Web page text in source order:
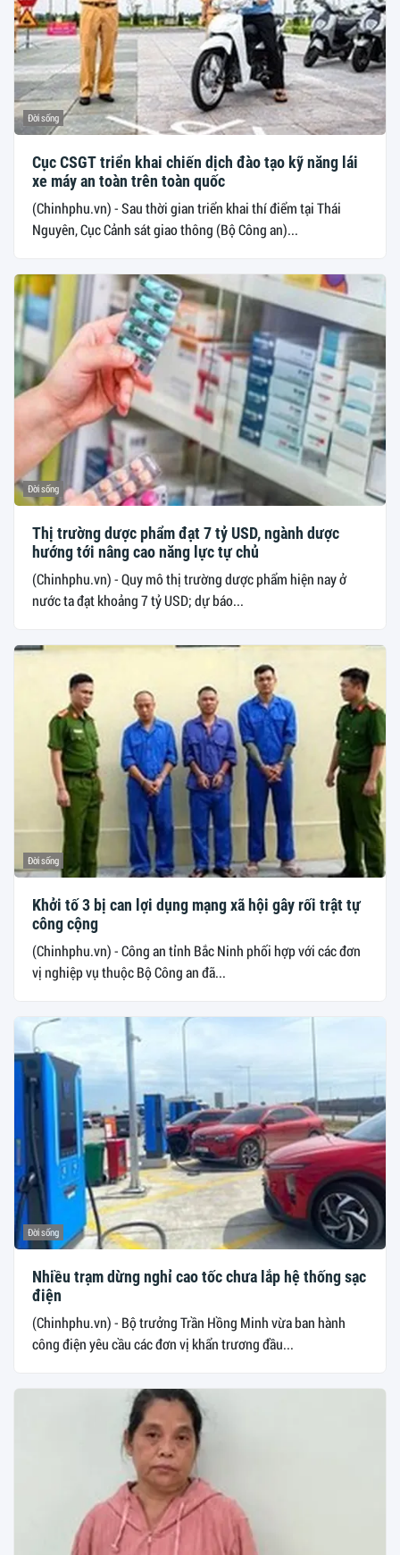
Đời sống
Cục CSGT triển khai chiến dịch đào tạo kỹ năng lái
xe máy an toàn trên toàn quốc
(Chinhphu.vn) - Sau thời gian triển khai thí điểm tại Thái
Nguyên, Cục Cảnh sát giao thông (Bộ Công an)...
Đời sống
Thị trường dược phẩm đạt 7 tỷ USD, ngành dược
hướng tới nâng cao năng lực tự chủ
(Chinhphu.vn) - Quy mô thị trường dược phẩm hiện nay ở
nước ta đạt khoảng 7 tỷ USD; dự báo...
Đời sống
Khởi tố 3 bị can lợi dụng mạng xã hội gây rối trật tự
công cộng
(Chinhphu.vn) - Công an tỉnh Bắc Ninh phối hợp với các đơn
vị nghiệp vụ thuộc Bộ Công an đã...
Đời sống
Nhiều trạm dừng nghỉ cao tốc chưa lắp hệ thống sạc
điện
(Chinhphu.vn) - Bộ trưởng Trần Hồng Minh vừa ban hành
công điện yêu cầu các đơn vị khẩn trương đầu...